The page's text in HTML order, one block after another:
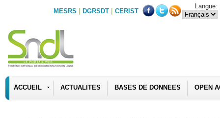
MESRS | DGRSDT | CERIST
Langue:
ACCUEIL ACTUALITES BASES DE DONNEES OPEN